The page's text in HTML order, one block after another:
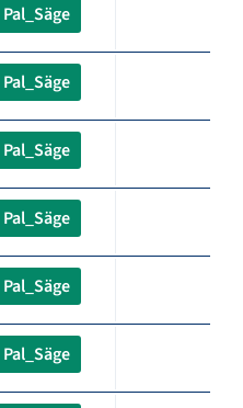
Pal_Säge
Pal_Säge
Pal_Säge
Pal_Säge
Pal_Säge
Pal_Säge